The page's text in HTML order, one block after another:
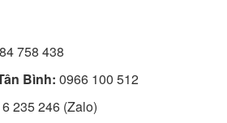
758 438
Bình: 0966 100 512
235 246 (Zalo)